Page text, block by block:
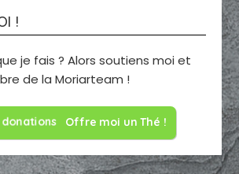
!
je fais ? Alors soutiens moi et
de la Moriarteam !
Offre moi un Thé !